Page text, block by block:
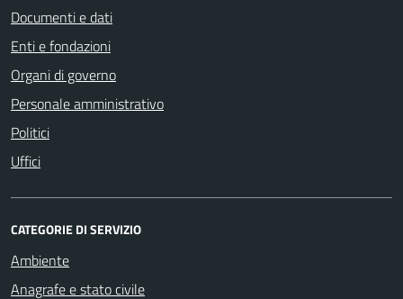
Documenti e dati
Enti e fondazioni
Organi di governo
Personale amministrativo
Politici
Uffici
CATEGORIE DI SERVIZIO
Ambiente
Anagrafe e stato civile